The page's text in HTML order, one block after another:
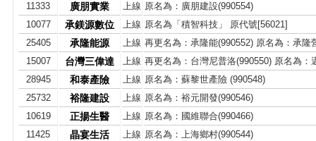
11333
廣朋實業 上線 原名為：廣朋建設(990554)
10077
承鎂源數位 上線 原名為「積智科技」 原代號[56021]
25405
承隆能源 上線 再更名為：承隆能(990552) 原名為：承隆
15007
台灣三偉達 上線 再更名為：台灣尼普洛(990550) 原名為：
28945
和泰產險 上線 原名為：蘇黎世產險 (990548)
25732
裕隆建設 上線 原名為：裕元開發(990546)
10619
正揚生醫 上線 原名為：國維聯合(990466)
11425
晶宴生活 上線 原名為：上海鄉村(990544)